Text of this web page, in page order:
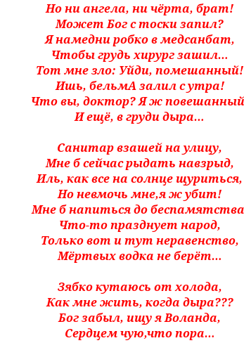
Но ни ангела, ни чёрта, брат!
Может Бог с тоски запил?
Я намедни робко в медсанбат,
Чтобы грудь хирург зашил…
Тот мне зло: Уйди, помешанный!
Ишь, бельмА залил с утра!
Что вы, доктор? Я ж
И ещё, в груди дыра…
Санитар взашей на улицу,
Мне б сейчас рыдать навзрыд,
Иль, как все на солнце щуриться,
Но невмочь мне,я ж убит!
Мне б напиться до
Что-то празднует народ,
Только вот и тут неравенство,
Мёртвых водка не берёт…
Зябко кутаюсь от холода,
Как мне жить, когда дыра???
Бог забыл, ищу я Воланда,
Сердцем чую,что пора…